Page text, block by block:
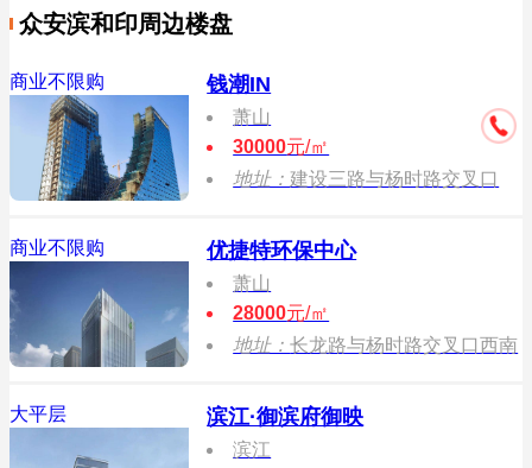
众安滨和印周边楼盘
商业不限购 钱潮IN
萧山
30000元/㎡
地址： 建设三路与杨时路交叉口
商业不限购 优捷特环保中心
萧山
28000元/㎡
地址：长龙路与杨时路交叉口西南
大平层 滨江·御滨府御映
滨江